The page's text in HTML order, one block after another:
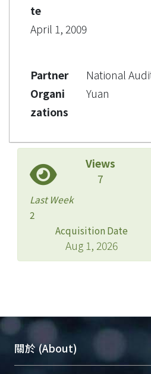
te
April 1, 2009
Partner
Organi
zations
National
Yuan
Views
7
Last Week
2
Acquisition Date
Aug 1, 2026
關於 (About)